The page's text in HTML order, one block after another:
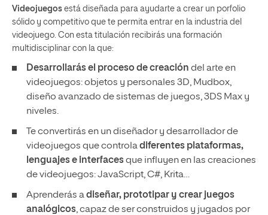
Videojuegos está diseñada para ayudarte a crear un porfolio
sólido y competitivo que te permita entrar en la industria del
videojuego. Con esta titulación recibirás una formación
multidisciplinar con la que:
Desarrollarás el proceso de creación del arte en
videojuegos: objetos y personales 3D, Mudbox,
diseño avanzado de sistemas de juegos, 3DS Max y
niveles.
Te convertirás en un diseñador y desarrollador de
videojuegos que controladiferentes plataformas,
lenguajes e interfacesque influyen en las creaciones
de videojuegos: JavaScript, C#, Krita…
Aprenderás adiseñar, prototipar y crear juegos
analógicos, capaz de ser construidos y jugados por